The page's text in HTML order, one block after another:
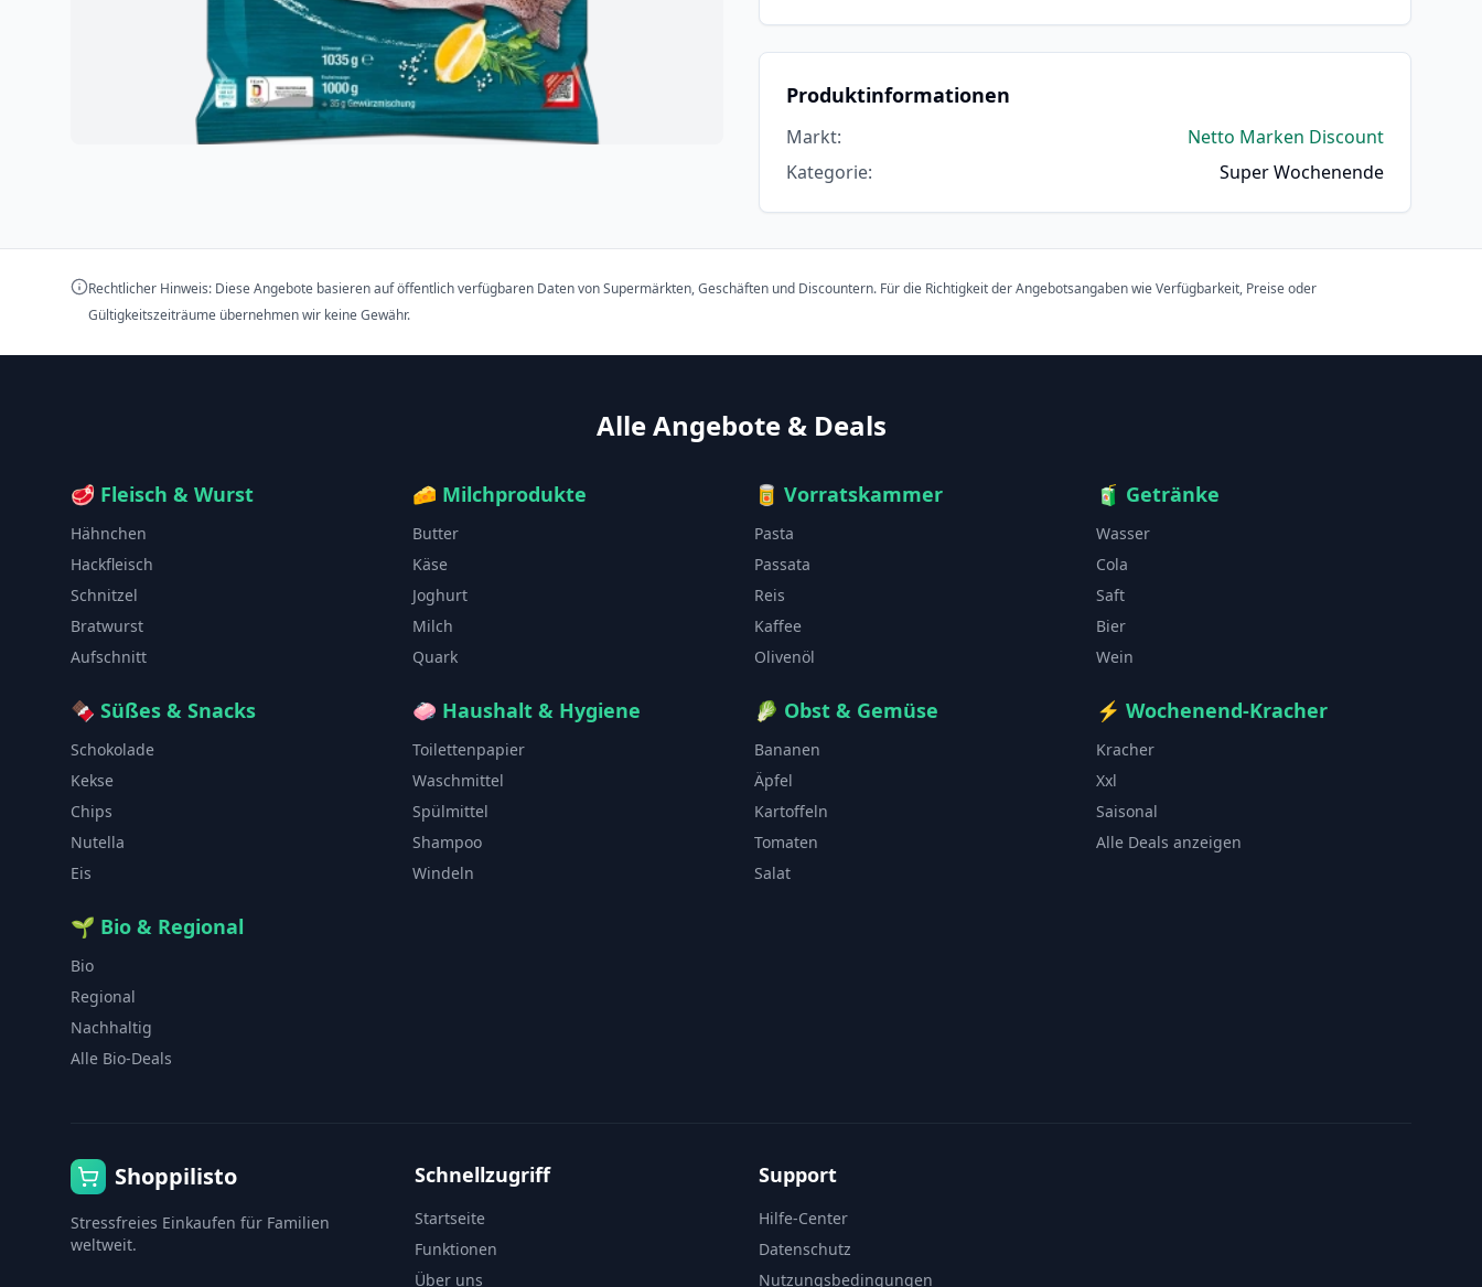
Produktinformationen
Markt:
Netto Marken Discount
Kategorie: Super Wochenende
Rechtlicher Hinweis: Diese Angebote basieren auf öffentlich verfügbaren Daten von Supermärkten, Geschäften und Discountern. Für die Richtigkeit der Angebotsangaben wie Verfügbarkeit, Preise oder
Gültigkeitszeiträume übernehmen wir keine Gewähr.
Alle Angebote & Deals
🥩 Fleisch & Wurst
Hähnchen
Hackfleisch
Schnitzel
Bratwurst
Aufschnitt
🧀 Milchprodukte
Butter
Käse
Joghurt
Milch
Quark
🥫 Vorratskammer
Pasta
Passata
Reis
Kaffee
Olivenöl
🧃 Getränke
Wasser
Cola
Saft
Bier
Wein
🍫 Süßes & Snacks
Schokolade
Kekse
Chips
Nutella
Eis
🧼 Haushalt & Hygiene
Toilettenpapier
Waschmittel
Spülmittel
Shampoo
Windeln
🥬 Obst & Gemüse
Bananen
Äpfel
Kartoffeln
Tomaten
Salat
⚡ Wochenend-Kracher
Kracher
Xxl
Saisonal
Alle Deals anzeigen
🌱 Bio & Regional
Bio
Regional
Nachhaltig
Alle Bio-Deals
Shoppilisto
Stressfreies Einkaufen für Familien
weltweit.
Schnellzugriff
Startseite
Funktionen
Über uns
Support
Hilfe-Center
Datenschutz
Nutzungsbedingungen